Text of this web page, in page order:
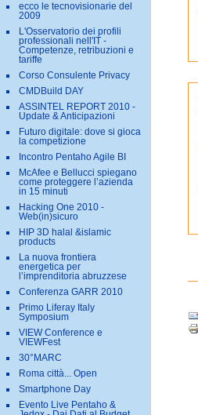
ecco le tecnovisionarie del
2009
L'Osservatorio dei profili
professionali nell'IT -
Competenze, retribuzioni e
tariffe
Corso Consulente Privacy
CMDBuild DAY
ASSINTEL REPORT 2010 -
Update & Anticipazioni
Futuro digitale: dove si gioca
la competizione
Incontro Pentaho Agile BI
McAfee e Bellucci spiegano
come proteggere l’azienda
in 15 minuti
Hacking One 2010 -
Web(in)sicuro
HIP 3D halal &islamic
products
La nuova frontiera
energetica per
l’imprenditoria abruzzese
Conferenza GARR 2010
Primo Liferay Italy
Symposium
VIEW Conference e
VIEWFest
30°MARC
Roma città... Open
Smartphone Day
Evento Live Pentaho &